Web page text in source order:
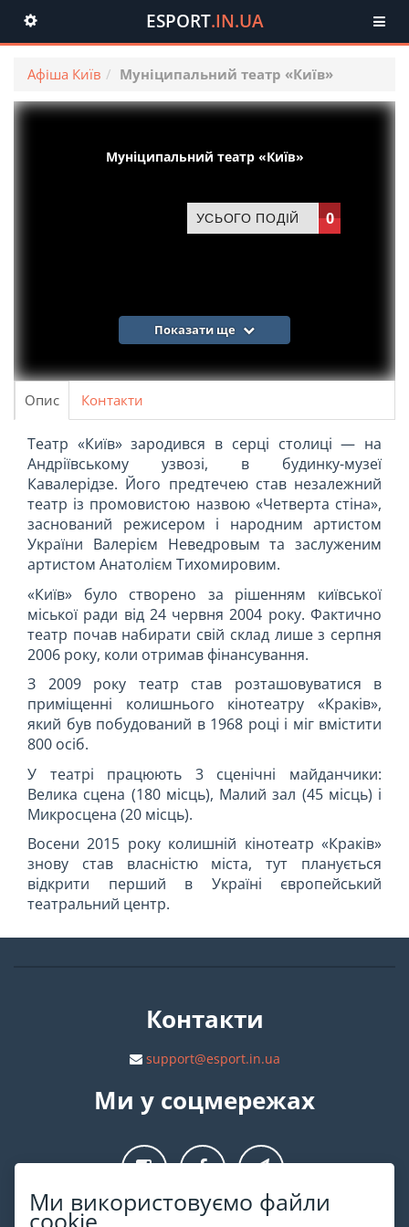
Ми використовуємо файли
cookie
Toggle
navigation
ESPORT.IN.UA
Афіша Київ Муніципальний театр «Київ»
Муніципальний театр «Київ»
УСЬОГО ПОДІЙ 0
Показати ще
Опис Контакти
Театр «Київ» зародився в серці столиці — на
Андріївському узвозі, в будинку-музеї
Кавалерідзе. Його предтечею став незалежний
театр із промовистою назвою «Четверта стіна»,
заснований режисером і народним артистом
України Валерієм Неведровым та заслуженим
артистом Анатолієм Тихомировим.
«Київ» було створено за рішенням київської
міської ради від 24 червня 2004 року. Фактично
театр почав набирати свій склад лише з серпня
2006 року, коли отримав фінансування.
З 2009 року театр став розташовуватися в
приміщенні колишнього кінотеатру «Краків»,
який був побудований в 1968 році і міг вмістити
800 осіб.
У театрі працюють 3 сценічні майданчики:
Велика сцена (180 місць), Малий зал (45 місць) і
Микросцена (20 місць).
Восени 2015 року колишній кінотеатр «Краків»
знову став власністю міста, тут планується
відкрити перший в Україні європейський
театральний центр.
Контакти
support@esport.in.ua
Ми у соцмережах